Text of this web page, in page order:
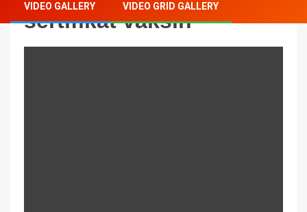
VIDEO GALLERY VIDEO GRID GALLERY
sertifikat vaksin